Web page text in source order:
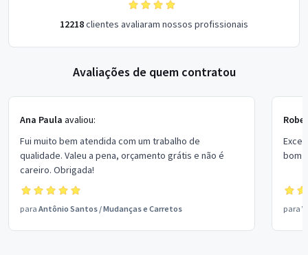
12218clientes avaliaram nossos profissionais
Avaliações de quem contratou
Ana Paula avaliou:
Fui muito bem atendida com um trabalho de
qualidade. Valeu a pena, orçamento grátis e não é
careiro. Obrigada!
para Antônio Santos /Mudanças e Carretos
bom
para